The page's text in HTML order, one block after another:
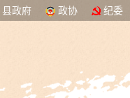
县政府 政协 纪委